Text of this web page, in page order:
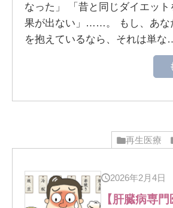
なった」 「昔と同じダイエッ
果が出ない」……。 もし、あな
を抱えているなら、それは単な
再生医療
2026年2月4日
【肝臓病専